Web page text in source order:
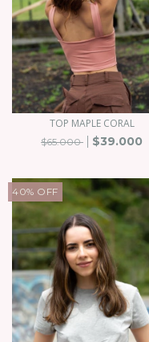
TOP MAPLE CORAL
$65.000 $39.000
40% OFF